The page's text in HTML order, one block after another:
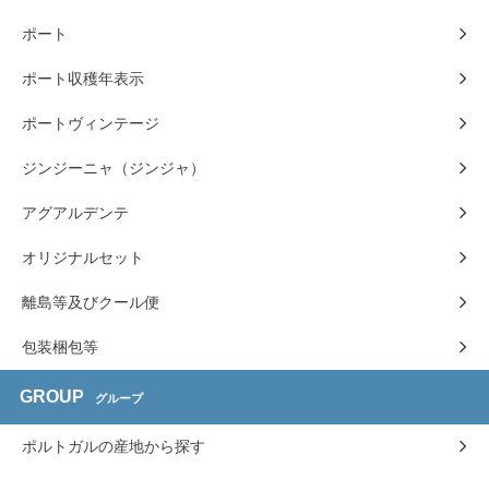
ポート
ポート収穫年表示
ポートヴィンテージ
ジンジーニャ（ジンジャ）
アグアルデンテ
オリジナルセット
離島等及びクール便
包装梱包等
GROUP グループ
ポルトガルの産地から探す